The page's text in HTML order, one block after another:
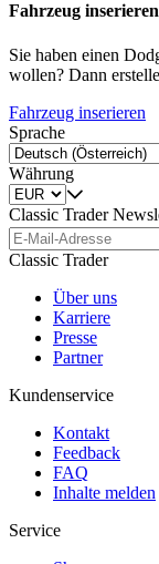
Fahrzeug inserieren
Sie haben einen
wollen? Dann
Fahrzeug inserieren
Sprache
Währung
Classic Trader
Classic Trader
Über uns
Karriere
Presse
Partner
Kundenservice
Kontakt
Feedback
FAQ
Inhalte melden
Service